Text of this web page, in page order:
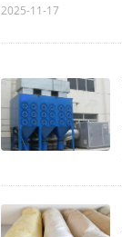
2025-11-17